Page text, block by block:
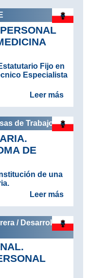
Fijo en
Especialista
Leer más
de Trabajo
DE
de una
Leer más
/ Desarrollo